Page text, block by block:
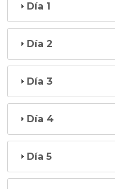
Día 1
Día 2
Día 3
Día 4
Día 5